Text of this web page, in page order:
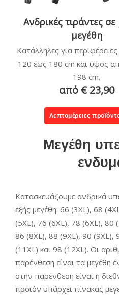
Ανδρικές τιράντες
μεγέθη
Κατάλληλες για
120 έως 180 cm και ύψος
198 cm.
από € 23,90
Λεπτομέρειες
Μεγέθη
Κατασκευάζουμε ανδρικά
εξής μεγέθη: 66 (3XL), 68
(5XL), 76 (6XL), 78 (6XL), 80
86 (8XL), 88 (9XL), 90 (9XL),
(11XL) και 98 (12XL). Οι
παρένθεση είναι τα μεγέθη
στην παρένθεση είναι η
προϊόν υπάρχει πίνακας